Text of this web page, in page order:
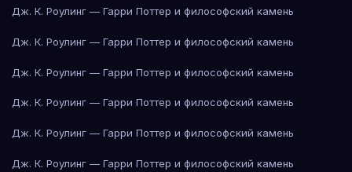
Дж. К. Роулинг — Гарри Поттер и философский камень
Дж. К. Роулинг — Гарри Поттер и философский камень
Дж. К. Роулинг — Гарри Поттер и философский камень
Дж. К. Роулинг — Гарри Поттер и философский камень
Дж. К. Роулинг — Гарри Поттер и философский камень
Дж. К. Роулинг — Гарри Поттер и философский камень